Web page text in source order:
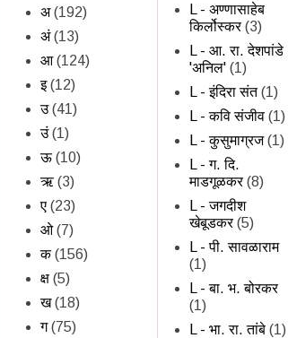
अ (192)
अं (13)
आ (124)
इ (12)
उ (41)
उं (1)
ऊ (10)
ऋ (3)
ए (23)
ओ (7)
क (156)
क्ष (5)
ख (18)
ग (75)
L - अण्णासाहेब
किर्लोस्कर (3)
L - आ. रा. देशपांडे
'अनिल' (1)
L - इंदिरा संत (1)
L - कवि संजीव (1)
L - कुसुमाग्रज (1)
L - ग. दि.
माडगूळकर (8)
L - जगदीश
खेबूडकर (5)
L - पी. सावळाराम
(1)
L - बा. भ. बोरकर
(1)
L - भा. रा. तांबे (1)